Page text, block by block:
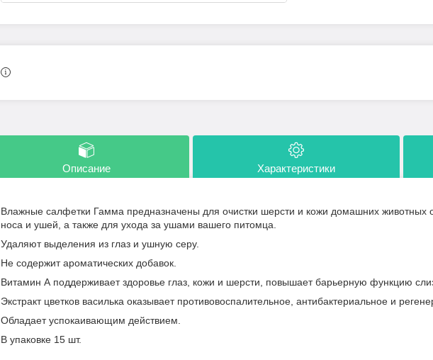
Описание Характеристики
Влажные салфетки Гамма предназначены для очистки шерсти и кожи домашних животных
носа и ушей, а также для ухода за ушами вашего питомца.
Удаляют выделения из глаз и ушную серу.
Не содержит ароматических добавок.
Витамин А поддерживает здоровье глаз, кожи и шерсти, повышает барьерную функцию
Экстракт цветков василька оказывает противовоспалительное, антибактериальное и
Обладает успокаивающим действием.
В упаковке 15 шт.